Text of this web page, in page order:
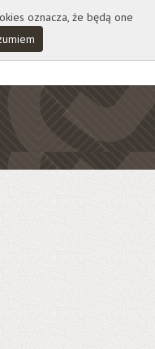
oznacza, że będą one